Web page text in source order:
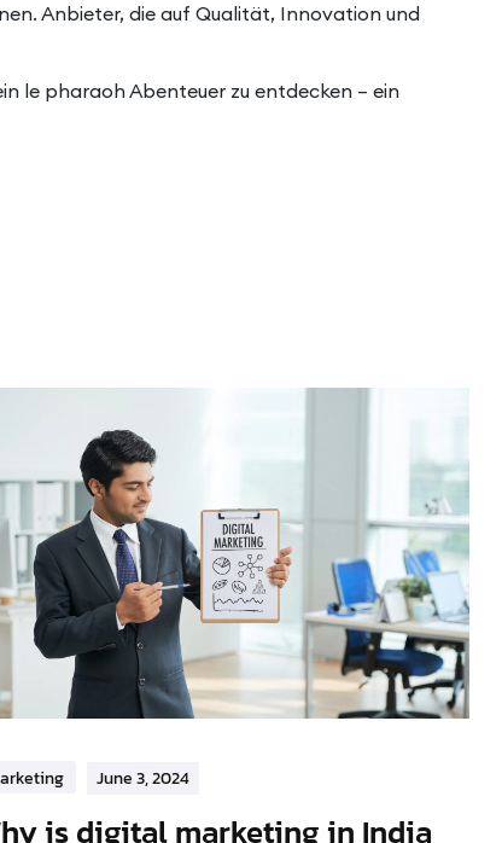
Anbieter, die auf Qualität, Innovation und
le pharaoh Abenteuer zu entdecken – ein
June 3, 2024
is digital marketing in India